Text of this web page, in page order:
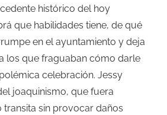
histórico del hoy
que habilidades tiene, de qué
en el ayuntamiento y deja
los que fraguaban cómo darle
celebración. Jessy
joaquinismo, que fuera
transita sin provocar daños